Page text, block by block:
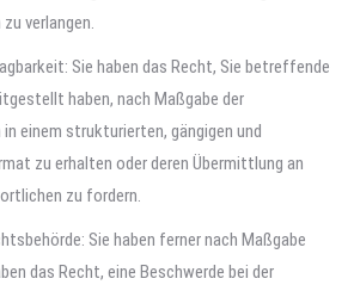
verlangen.
Sie haben das Recht, Sie betreffende
haben, nach Maßgabe der
einem strukturierten, gängigen und
zu erhalten oder deren Übermittlung an
zu fordern.
Sie haben ferner nach Maßgabe
das Recht, eine Beschwerde bei der